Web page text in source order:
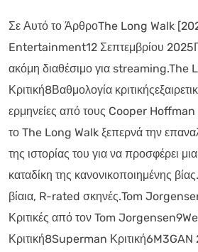
Σε Αυτό το ΆρθροThe Long Walk
Entertainment12 Σεπτεμβρίου
ακόμη διαθέσιμο για streaming.The
Κριτική8Βαθμολογία
ερμηνείες από τους Cooper
το The Long Walk ξεπερνά την
της ιστορίας του για να προσφέρει
καταδίκη της κανονικοποιημένης
βίαια, R-rated σκηνές.Tom
Κριτικές από τον Tom
Κριτική8Superman Κριτική6M3GAN